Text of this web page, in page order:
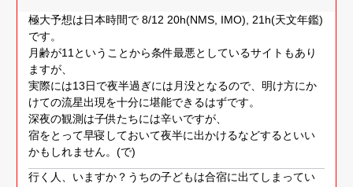
極大予想は日本時間で 8/12 20h(NMS, IMO), 21h(天文年鑑)
です。
月齢が11ということから条件最悪としているサイトもあり
ますが、
実際には13日で夜半過ぎには月没となるので、明け方にか
けての流星出現を十分に堪能できるはずです。
深夜の観測は子供たちには辛いですが、
宿をとって早寝しておいて夜半に出かけるなどするといい
かもしれません。(で)
行く人、いますか？うちの子どもは合宿に出てしまってい